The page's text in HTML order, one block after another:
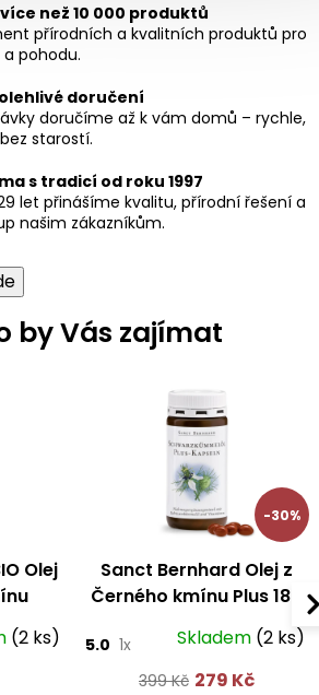
p
r
v
y
v
ý
i
s
u
než 10 000 produktů
přírodních a kvalitních produktů pro
a pohodu.
doručení
doručíme až k vám domů – rychle,
starostí.
s tradicí od roku 1997
let přinášíme kvalitu, přírodní řešení a
našim zákazníkům.
by Vás zajímat
Olej
250
(2 ks)
-30%
Sanct Bernhard Olej z
Černého kmínu Plus 180
5.0 1x Skladem (2 ks)
399 Kč 279 Kč